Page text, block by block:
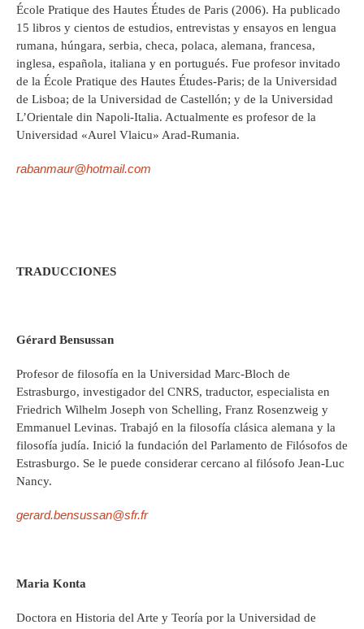
École Pratique des Hautes Études de Paris (2006). Ha publicado
15 libros y cientos de estudios, entrevistas y ensayos en lengua
rumana, húngara, serbia, checa, polaca, alemana, francesa,
inglesa, española, italiana y en portugués. Fue profesor invitado
de la École Pratique des Hautes Études-Paris; de la Universidad
de Lisboa; de la Universidad de Castellón; y de la Universidad
L’Orientale din Napoli-Italia. Actualmente es profesor de la
Universidad «Aurel Vlaicu» Arad-Rumania.
rabanmaur@hotmail.com
TRADUCCIONES
Gérard Bensussan
Profesor de filosofía en la Universidad Marc-Bloch de
Estrasburgo, investigador del CNRS, traductor, especialista en
Friedrich Wilhelm Joseph von Schelling, Franz Rosenzweig y
Emmanuel Levinas. Trabajó en la filosofía clásica alemana y la
filosofía judía. Inició la fundación del Parlamento de Filósofos de
Estrasburgo. Se le puede considerar cercano al filósofo Jean-Luc
Nancy.
gerard.bensussan@sfr.fr
Maria Konta
Doctora en Historia del Arte y Teoría por la Universidad de